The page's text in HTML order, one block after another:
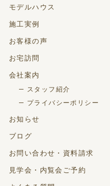
モデルハウス
施工実例
お客様の声
お宅訪問
会社案内
スタッフ紹介
プライバシーポリシー
お知らせ
ブログ
お問い合わせ・資料請求
見学会・内覧会ご予約